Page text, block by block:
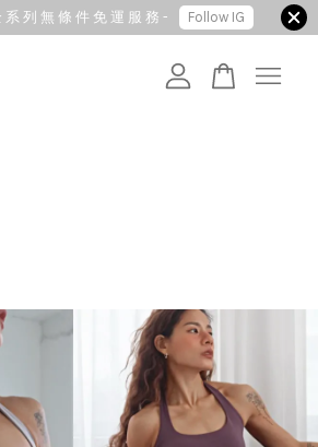
列 無 條 件 免 運 服 務 - Follow IG
目前還是空的。